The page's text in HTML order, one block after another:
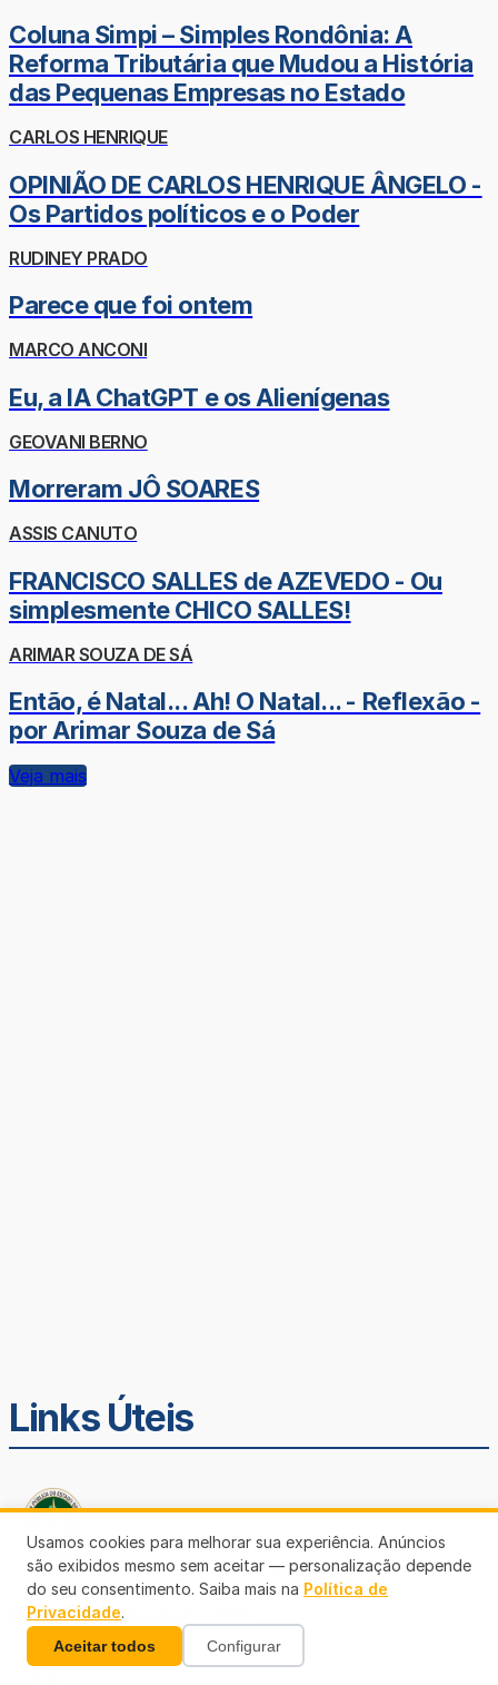
Coluna Simpi – Simples Rondônia: A
Reforma Tributária que Mudou a História
das Pequenas Empresas no Estado
CARLOS HENRIQUE
OPINIÃO DE CARLOS HENRIQUE ÂNGELO -
Os Partidos políticos e o Poder
RUDINEY PRADO
Parece que foi ontem
MARCO ANCONI
Eu, a IA ChatGPT e os Alienígenas
GEOVANI BERNO
Morreram JÔ SOARES
ASSIS CANUTO
FRANCISCO SALLES de AZEVEDO - Ou
simplesmente CHICO SALLES!
ARIMAR SOUZA DE SÁ
Então, é Natal... Ah! O Natal... - Reflexão -
por Arimar Souza de Sá
Veja mais
Links Úteis
Defensoria Pública de Rondônia
Usamos cookies para melhorar sua experiência. Anúncios
são exibidos mesmo sem aceitar — personalização depende
do seu consentimento. Saiba mais na Política de
Privacidade.
Aceitar todos Configurar